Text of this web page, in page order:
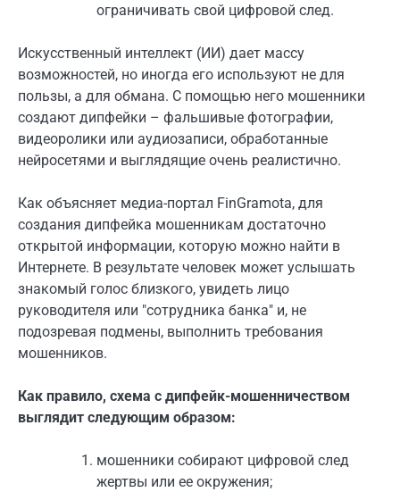
ограничивать свой цифровой след.
Искусственный интеллект (ИИ) дает массу
возможностей, но иногда его используют не для
пользы, а для обмана. С помощью него мошенники
создают дипфейки – фальшивые фотографии,
видеоролики или аудиозаписи, обработанные
нейросетями и выглядящие очень реалистично.
Как объясняет медиа-портал FinGramota, для
создания дипфейка мошенникам достаточно
открытой информации, которую можно найти в
Интернете. В результате человек может услышать
знакомый голос близкого, увидеть лицо
руководителя или "сотрудника банка" и, не
подозревая подмены, выполнить требования
мошенников.
Как правило, схема с дипфейк-мошенничеством
выглядит следующим образом:
мошенники собирают цифровой след
жертвы или ее окружения;